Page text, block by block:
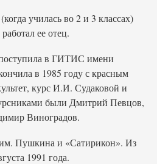
училась во 2 и 3 классах)
ее отец.
в ГИТИС имени
в 1985 году с красным
курс И.И. Судаковой и
были Дмитрий Певцов,
Виноградов.
им. Пушкина и «Сатирикон». Из
1991 года.